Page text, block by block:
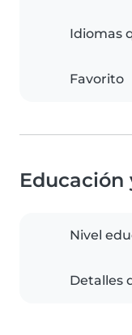
Idiomas
Favorito
Educación
Nivel
Detalles